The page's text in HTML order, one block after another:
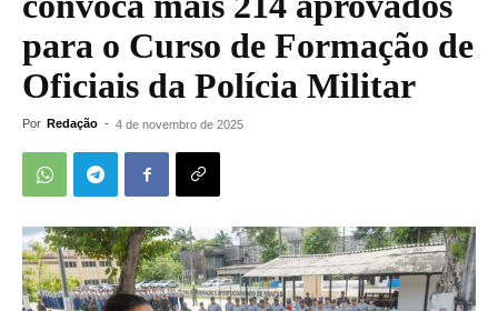
para o Curso de Formação de
Oficiais da Polícia Militar
Por Redação - 4 de novembro de 2025